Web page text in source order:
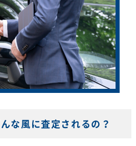
な風に査定されるの？